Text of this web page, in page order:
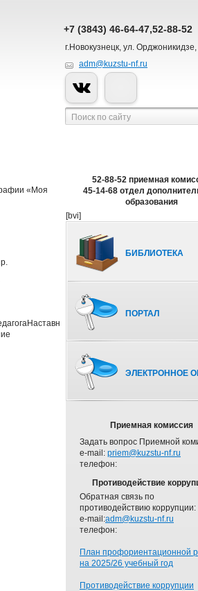
+7 (3843) 46-64-47,52-88-52
г.Новокузнецк, ул.
adm@kuzstu-nf.ru
«Моя
52-88-52 приемная
45-14-68 отдел
образования
[bvi]
БИБЛИОТЕКА
ПОРТАЛ
ЭЛЕКТРОННОЕ
Приемная комиссия
Задать вопрос Приемной
e-mail: priem@kuzstu-nf.ru
телефон:
Противодействие
Обратная связь по
противодействию коррупции:
e-mail:adm@kuzstu-nf.ru
телефон:
План профориентационной
на 2025/26 учебный год
Противодействие коррупции